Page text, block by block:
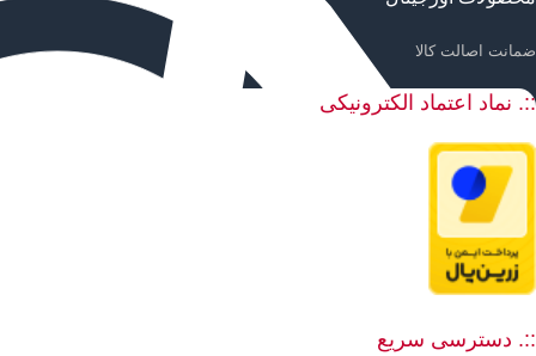
ضمانت اصالت کالا
::. نماد اعتماد الکترونیکی
::. دسترسی سریع